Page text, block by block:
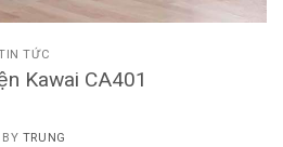
TỨC
Kawai CA401
BY TRUNG